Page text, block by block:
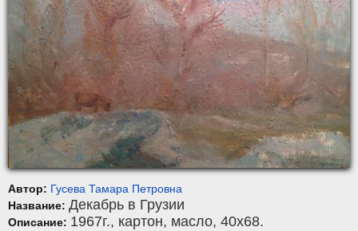
Автор: Гусева Тамара Петровна
Название: Декабрь в Грузии
Описание: 1967г., картон, масло, 40x68.